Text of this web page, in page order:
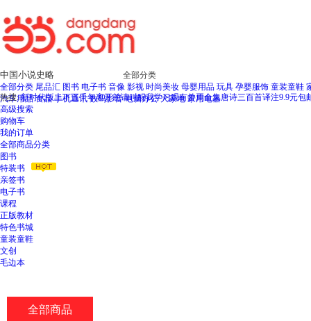
全部分类
全部分类 尾品汇 图书 电子书 音像 影视 时尚美妆 母婴用品 玩具 孕婴服饰 童装童鞋
汽车用品 食品 手机通讯 数码影音 电脑办公 大家电 家用电器
热搜:新时代版上下五千年离开前请叫醒我学习观有兽焉全集唐诗三百首译注9.9元包
高级搜索
购物车
我的订单
全部商品分类
图书
特装书
亲签书
电子书
课程
正版教材
特色书城
童装童鞋
文创
毛边本
全部商品
窗
口
打
开
障
碍
说
明
页
面,
按
Ctrl
加
波
浪
键
打
开
导
盲
模